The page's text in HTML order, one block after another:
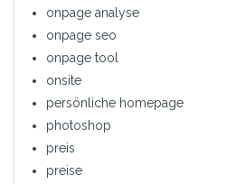
onpage analyse
onpage seo
onpage tool
onsite
persönliche homepage
photoshop
preis
preise